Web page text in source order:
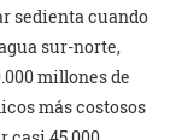
sedienta cuando
sur-norte,
millones de
más costosos